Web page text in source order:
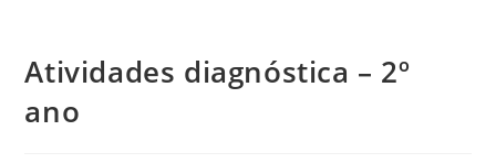
Atividades diagnóstica – 2º
ano